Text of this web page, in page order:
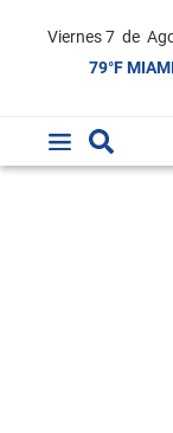
Viernes 7 de
79°F MIAMI